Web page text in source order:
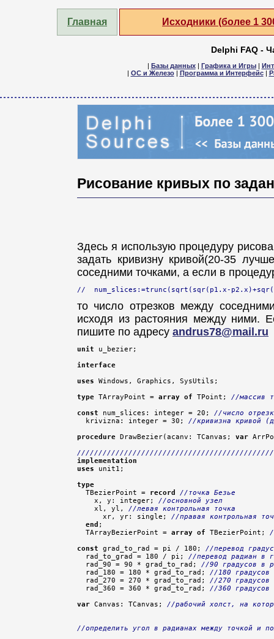
Главная Исходники (более 1
Delphi FAQ -
| Базы данных| Графика и Игры|
| ОС и Железо| Программа и Интерфейс|
Рисование кривых по
Здесь я использую процедуру
задать кривизну кривой(20-35
соседними точками, а если в
//  num_slices:=trunc(sqrt(sqr(p1.x-
то число отрезков между
исходя из растояния между ними.
пишите по адресу andrus78@mail.ru
unit u_bezier;
interface
uses Windows, Graphics, SysUtils;
type TArrayPoint = array of TPoint; //массив
const num_slices: integer = 20; //число
  krivizna: integer = 30;
//кривизна кривой
procedure DrawBezier(acanv: TCanvas; var
implementation
uses unit1;
type
TBezierPoint = record
//точка Безье
    x, y: integer;
//основной узел
    xl, yl,
//левая контрольная точка
      xr, yr: single;
//правая контрольная
end ;
  TArrayBezierPoint =
array of TBezierPoint;
const grad_to_rad = pi / 180; //перевод
  rad_to_grad = 180 / pi;
//перевод радиан в
  rad_90 = 90 * grad_to_rad;
//90 градусов в
  rad_180 = 180 * grad_to_rad;
//180 градусов
  rad_270 = 270 * grad_to_rad;
//270 градусов
  rad_360 = 360 * grad_to_rad;
//360 градусов
var Canvas: TCanvas; //рабочий холст, на
//определить угол в радианах между точкой и